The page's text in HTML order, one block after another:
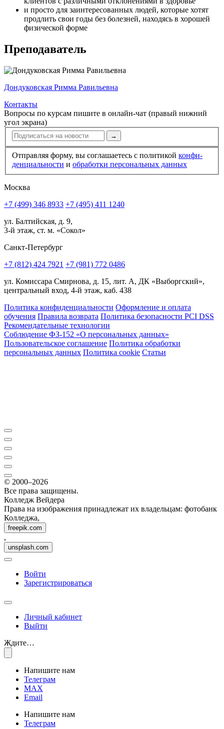
и просто для заинтересованных людей, которые хотят
продлить свои годы без болезней, находясь в хорошей
физической форме
Преподаватель
Дондуковская Римма Равильевна
Контакты
Вопросы по курсам пишите в онлайн-чат (правый нижний
угол экрана)
→
Отправляя форму, вы соглашаетесь с политикой конфи­
ден­циальности и обработки персональных данных
Москва
+7 (499) 346 8933 +7 (495) 411 1240
ул. Балтийская, д. 9,
3-й этаж, ст. м. «Сокол»
Санкт-Петербург
+7 (812) 424 7921 +7 (981) 772 0486
ул. Комиссара Смирнова, д. 15, лит. А, ДК «Выборгский»,
центральный вход, 4-й этаж, каб. 438
Политика конфиденциальности Оформление и оплата
обучения Правила возврата Политика безопасности PCI DSS
Рекомендательные технологии
Соблюдение ФЗ-152 «О персональ­ных данных»
Пользовательское соглашение Политика обработки
персональных данных Политика cookie Статьи
© 2000–2026
Все права защищены.
Колледж Вейдера
Права на изображения принадлежат их владельцам: фотобанк
Колледжа,
freepik.com
,
unsplash.com
Войти
Зарегистрироваться
Личный кабинет
Выйти
Ждите…
Напишите нам
Телеграм
MAX
Email
Напишите нам
Телеграм